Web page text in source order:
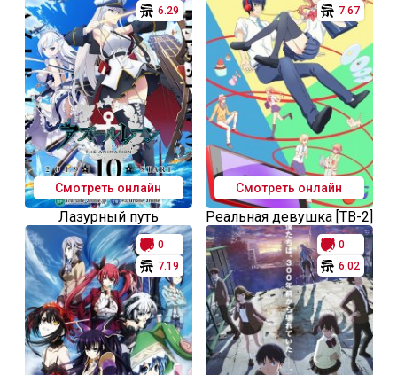
6.29
Смотреть онлайн
Лазурный путь
7.67
Смотреть онлайн
Реальная девушка [ТВ-2]
0
7.19
0
6.02